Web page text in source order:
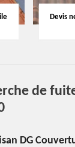
Devis
de
DG